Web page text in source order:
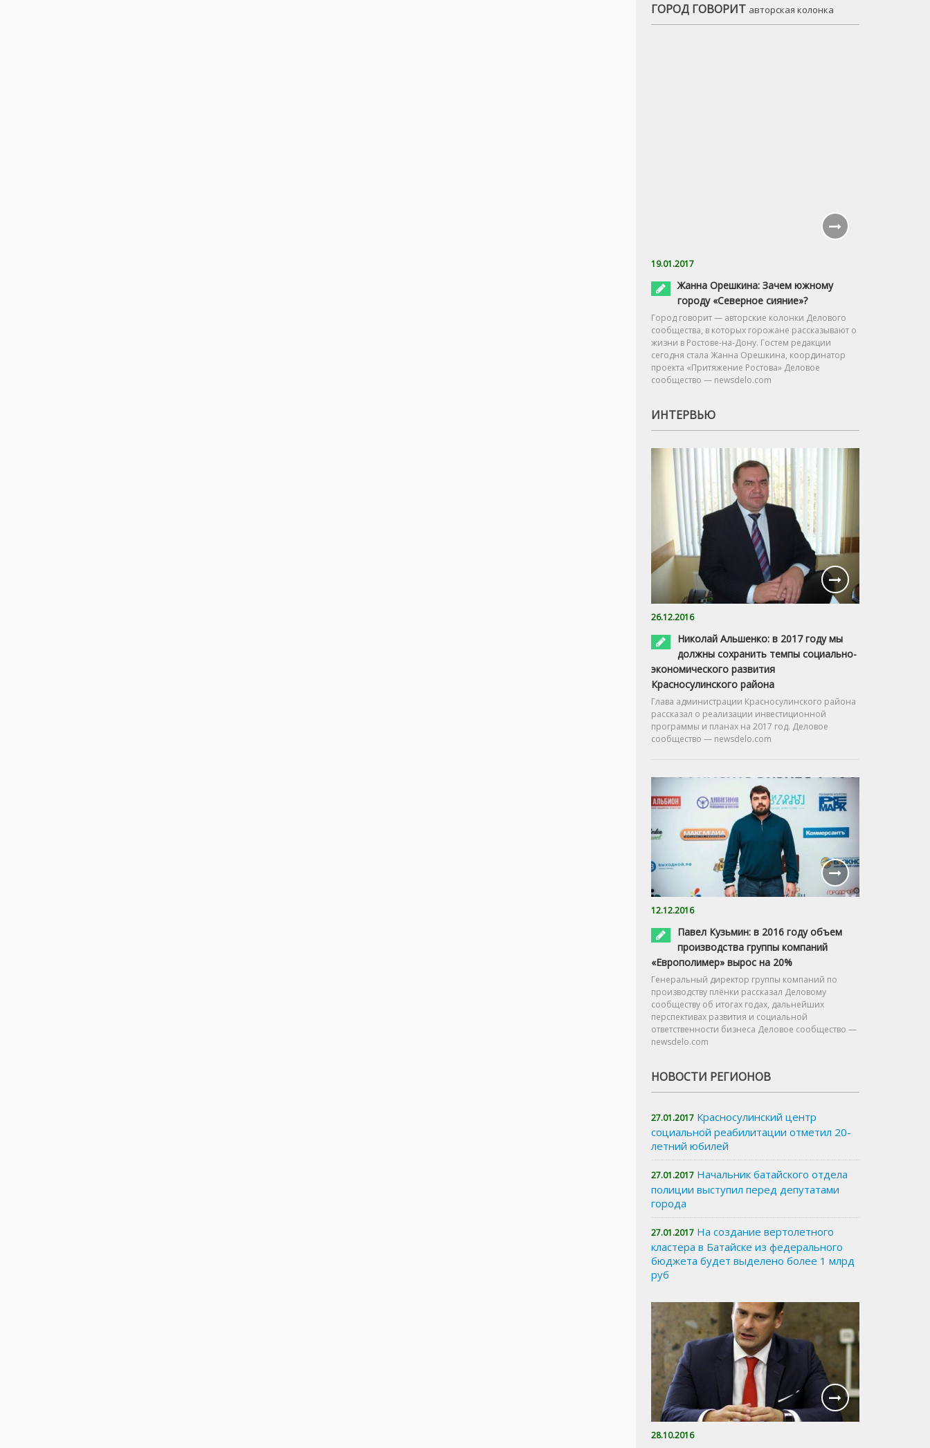
ГОРОД ГОВОРИТ авторская колонка
19.01.2017
Жанна Орешкина: Зачем южному
городу «Северное сияние»?
Город говорит — авторские колонки Делового
сообщества, в которых горожане рассказывают о
жизни в Ростове-на-Дону. Гостем редакции
сегодня стала Жанна Орешкина, координатор
проекта «Притяжение Ростова» Деловое
сообщество — newsdelo.com
ИНТЕРВЬЮ
26.12.2016
Николай Альшенко: в 2017 году мы
должны сохранить темпы социально-
экономического развития
Красносулинского района
Глава администрации Красносулинского района
рассказал о реализации инвестиционной
программы и планах на 2017 год. Деловое
сообщество — newsdelo.com
12.12.2016
Павел Кузьмин: в 2016 году объем
производства группы компаний
«Европолимер» вырос на 20%
Генеральный директор группы компаний по
производству плёнки рассказал Деловому
сообществу об итогах годах, дальнейших
перспективах развития и социальной
ответственности бизнеса Деловое сообщество —
newsdelo.com
НОВОСТИ РЕГИОНОВ
27.01.2017 Красносулинский центр
социальной реабилитации отметил 20-
летний юбилей
27.01.2017 Начальник батайского отдела
полиции выступил перед депутатами
города
27.01.2017 На создание вертолетного
кластера в Батайске из федерального
бюджета будет выделено более 1 млрд
руб
28.10.2016